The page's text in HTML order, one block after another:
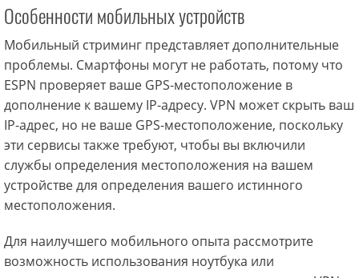
Особенности мобильных устройств
Мобильный стриминг представляет дополнительные
проблемы. Смартфоны могут не работать, потому что
ESPN проверяет ваше GPS-местоположение в
дополнение к вашему IP-адресу. VPN может скрыть ваш
IP-адрес, но не ваше GPS-местоположение, поскольку
эти сервисы также требуют, чтобы вы включили
службы определения местоположения на вашем
устройстве для определения вашего истинного
местоположения.
Для наилучшего мобильного опыта рассмотрите
возможность использования ноутбука или